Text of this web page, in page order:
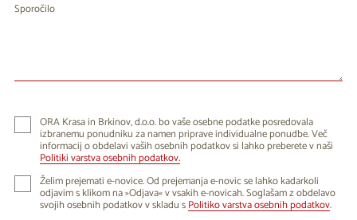
Sporočilo
ORA Krasa in Brkinov, d.o.o. bo vaše osebne podatke posredovala
izbranemu ponudniku za namen priprave individualne ponudbe. Več
informacij o obdelavi vaših osebnih podatkov si lahko preberete v naši
Politiki varstva osebnih podatkov.
Želim prejemati e-novice. Od prejemanja e-novic se lahko kadarkoli
odjavim s klikom na »Odjava« v vsakih e-novicah. Soglašam z obdelavo
svojih osebnih podatkov v skladu sPolitiko varstva osebnih podatkov.